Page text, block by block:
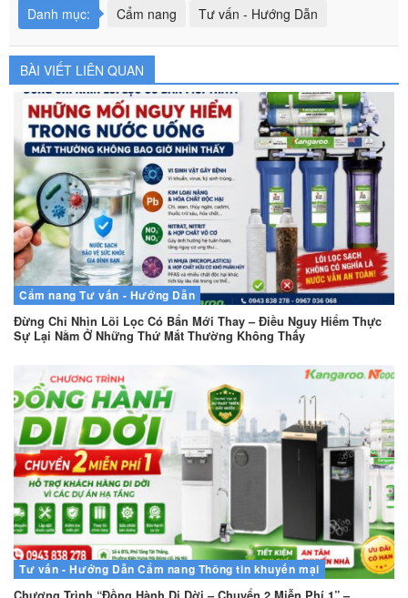
Danh mục: Cẩm nang Tư vấn - Hướng Dẫn
BÀI VIẾT LIÊN QUAN
Cẩm nang Tư vấn - Hướng Dẫn
Đừng Chỉ Nhìn Lõi Lọc Có Bẩn Mới Thay – Điều Nguy Hiểm Thực
Sự Lại Nằm Ở Những Thứ Mắt Thường Không Thấy
Tư vấn - Hướng Dẫn Cẩm nang Thông tin khuyến mại